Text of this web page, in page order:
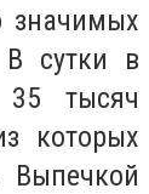
значимых
В сутки в
35 тысяч
которых
Выпечкой